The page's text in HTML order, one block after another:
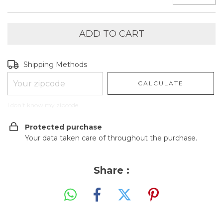
Shipping for zipcode:
Shipping Methods
CALCULATE
Protected purchase
Your data taken care of throughout the purchase.
Share :